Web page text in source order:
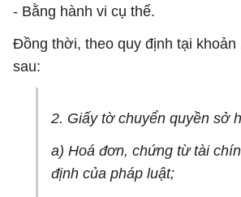
- Bằng hành vi cụ thể.
Đồng thời, theo quy định tại
sau:
2. Giấy tờ chuyển quyền sở
a) Hoá đơn, chứng từ tài
định của pháp luật;